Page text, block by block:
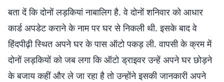
बता दें कि दोनों लड़कियां नाबालिग है. वे दोनों शनिवार को आधार
कार्ड अपडेट कराने के नाम पर घर से निकली थी. इसके बाद वे
हिंदपीढ़ी स्थित अपने घर के पास ऑटो पकड़ ली. वापसी के क्रम में
दोनों लड़कियों को जब लगा कि ऑटो ड्राइवर उन्हें अपने घर छोड़ने
के बजाय कहीं और ले जा रहा है तो उन्होंने इसकी जानकारी अपने